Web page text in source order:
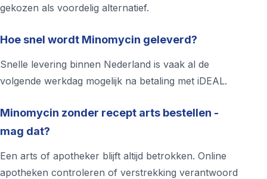
gekozen als voordelig alternatief.
Hoe snel wordt Minomycin geleverd?
Snelle levering binnen Nederland is vaak al de
volgende werkdag mogelijk na betaling met iDEAL.
Minomycin zonder recept arts bestellen -
mag dat?
Een arts of apotheker blijft altijd betrokken. Online
apotheken controleren of verstrekking verantwoord